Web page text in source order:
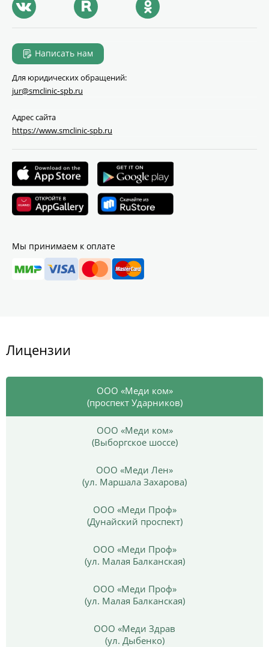
Написать нам
Для юридических обращений:
jur@smclinic‑spb.ru
Адрес сайта
https://www.smclinic-spb.ru
Мы принимаем к оплате
Лицензии
ООО «Меди ком»
(проспект Ударников)
ООО «Меди ком»
(Выборгское шоссе)
ООО «Меди Лен»
(ул. Маршала Захарова)
ООО «Меди Проф»
(Дунайский проспект)
ООО «Меди Проф»
(ул. Малая Балканская)
ООО «Меди Проф»
(ул. Малая Балканская)
ООО «Меди Здрав
(ул. Дыбенко)